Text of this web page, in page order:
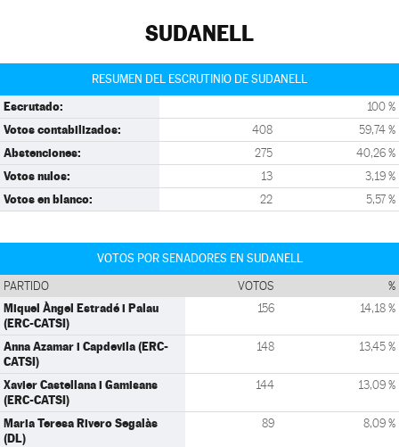
SUDANELL
RESUMEN DEL ESCRUTINIO DE SUDANELL
Escrutado: 100 %
Votos contabilizados: 408 59,74 %
Abstenciones: 275 40,26 %
Votos nulos: 13 3,19 %
Votos en blanco: 22 5,57 %
VOTOS POR SENADORES EN SUDANELL
PARTIDO VOTOS %
Miquel Àngel Estradé i Palau
(ERC-CATSI)
156 14,18 %
Anna Azamar i Capdevila (ERC-
CATSI)
148 13,45 %
Xavier Castellana i Gamisans
(ERC-CATSI)
144 13,09 %
Maria Teresa Rivero Segalàs
(DL)
89 8,09 %